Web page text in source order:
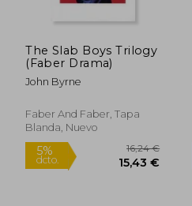
dcto. 10,59 €
The Slab Boys Trilogy
(Faber Drama)
John Byrne
Faber And Faber, Tapa
Blanda, Nuevo